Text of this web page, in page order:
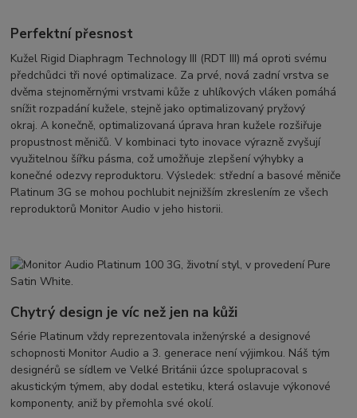
Perfektní přesnost
Kužel Rigid Diaphragm Technology III (RDT III) má oproti svému
předchůdci tři nové optimalizace. Za prvé, nová zadní vrstva se
dvěma stejnoměrnými vrstvami kůže z uhlíkových vláken pomáhá
snížit rozpadání kužele, stejně jako optimalizovaný pryžový
okraj. A konečně, optimalizovaná úprava hran kužele rozšiřuje
propustnost měničů. V kombinaci tyto inovace výrazně zvyšují
využitelnou šířku pásma, což umožňuje zlepšení výhybky a
konečné odezvy reproduktoru. Výsledek: střední a basové měniče
Platinum 3G se mohou pochlubit nejnižším zkreslením ze všech
reproduktorů Monitor Audio v jeho historii.
Chytrý design je víc než jen na kůži
Série Platinum vždy reprezentovala inženýrské a designové
schopnosti Monitor Audio a 3. generace není výjimkou. Náš tým
designérů se sídlem ve Velké Británii úzce spolupracoval s
akustickým týmem, aby dodal estetiku, která oslavuje výkonové
komponenty, aniž by přemohla své okolí.